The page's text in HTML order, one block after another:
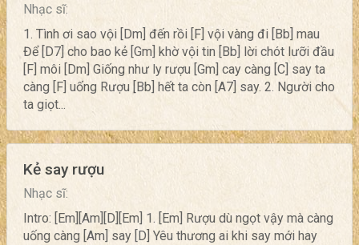
Nhạc sĩ:
1. Tình ơi sao vội [Dm] đến rồi [F] vội vàng đi [Bb] mau
Để [D7] cho bao kẻ [Gm] khờ vội tin [Bb] lời chót lưỡi đầu
[F] môi [Dm] Giống như ly rượu [Gm] cay càng [C] say ta
càng [F] uống Rượu [Bb] hết ta còn [A7] say. 2. Người cho
ta giọt...
Kẻ say rượu
Nhạc sĩ:
Intro: [Em][Am][D][Em] 1. [Em] Rượu dù ngọt vậy mà càng
uống càng [Am] say [D] Yêu thương ai khi say mới hay